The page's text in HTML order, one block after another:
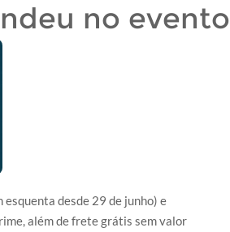
no evento
esquenta desde 29 de junho) e
além de frete grátis sem valor